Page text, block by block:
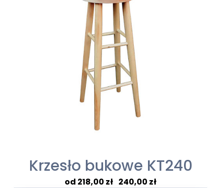
Krzesło bukowe KT240
218,00 zł 240,00 zł
Zakres